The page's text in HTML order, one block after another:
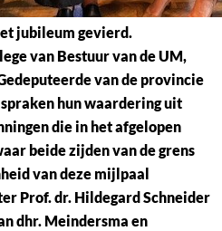
UM Faculteit der
jubileum gevierd.
van Bestuur van de UM,
van de provincie
hun waardering uit
die in het afgelopen
beide zijden van de grens
van deze mijlpaal
Prof. dr. Hildegard Schneider
dhr. Meindersma en